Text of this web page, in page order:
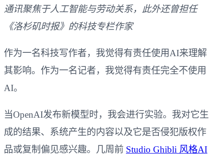
通讯聚焦于人工智能与劳动关系，此外还曾担任
《洛杉矶时报》的科技专栏作家
作为一名科技写作者，我觉得有责任使用AI来理解
其影响。作为一名记者，我觉得有责任完全不使用
AI。
当OpenAI发布新模型时，我会进行实验。我对它生
成的结果、系统产生的内容以及它是否侵犯版权作
品或复制偏见感兴趣。几周前 Studio Ghibli 风格AI